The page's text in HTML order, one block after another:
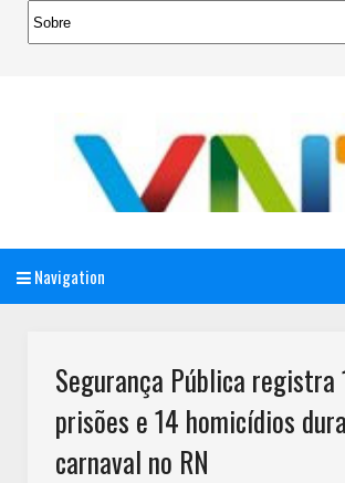
Navigation
Segurança Pública registra
prisões e 14 homicídios
carnaval no RN